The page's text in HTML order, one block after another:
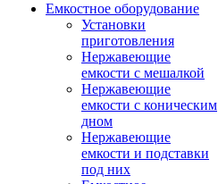
Емкостное оборудование
Установки
приготовления
Нержавеющие
емкости с мешалкой
Нержавеющие
емкости с коническим
дном
Нержавеющие
емкости и подставки
под них